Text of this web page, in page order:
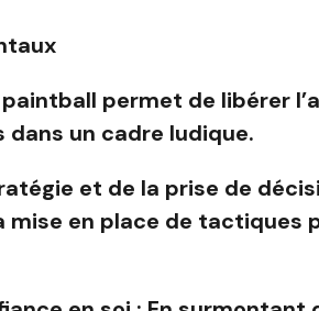
permet de libérer
un cadre ludique.
et de la prise de
en place de tactiques